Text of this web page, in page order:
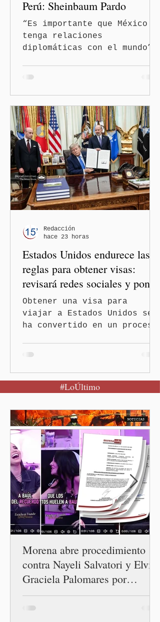
Perú: Sheinbaum Pardo
“Es importante que México
tenga relaciones
diplomáticas con el mundo”,
Sheinbaum Pardo anunció el
restablecimiento de las
relaciones diplomáticas
entre los gobiernos de
México y Perú. “Es
importante que más allá de
la orientación política de
los gobiernos —porque hay
orientaciones políticas de
los gobiernos, llegan por
— es importante que México
tenga relaciones
diplomáticas con el mu
Estados Unidos endurece las
reglas para obtener visas:
revisará redes sociales y pone
freno al Turismo de
Nacimiento
Obtener una visa para
viajar a Estados Unidos se
ha convertido en un proceso
Estado amplió la revisión
de la presencia digital de
Washington busca cerrar el
paso al llamado “turismo de
nacimiento” y reforzar los
controles migratorios.
Redacción
hace 23 horas
#LoÚltimo
Morena abre procedimiento
contra Nayeli Salvatori y Elvia
Graciela Palomares por
discriminación y burlas